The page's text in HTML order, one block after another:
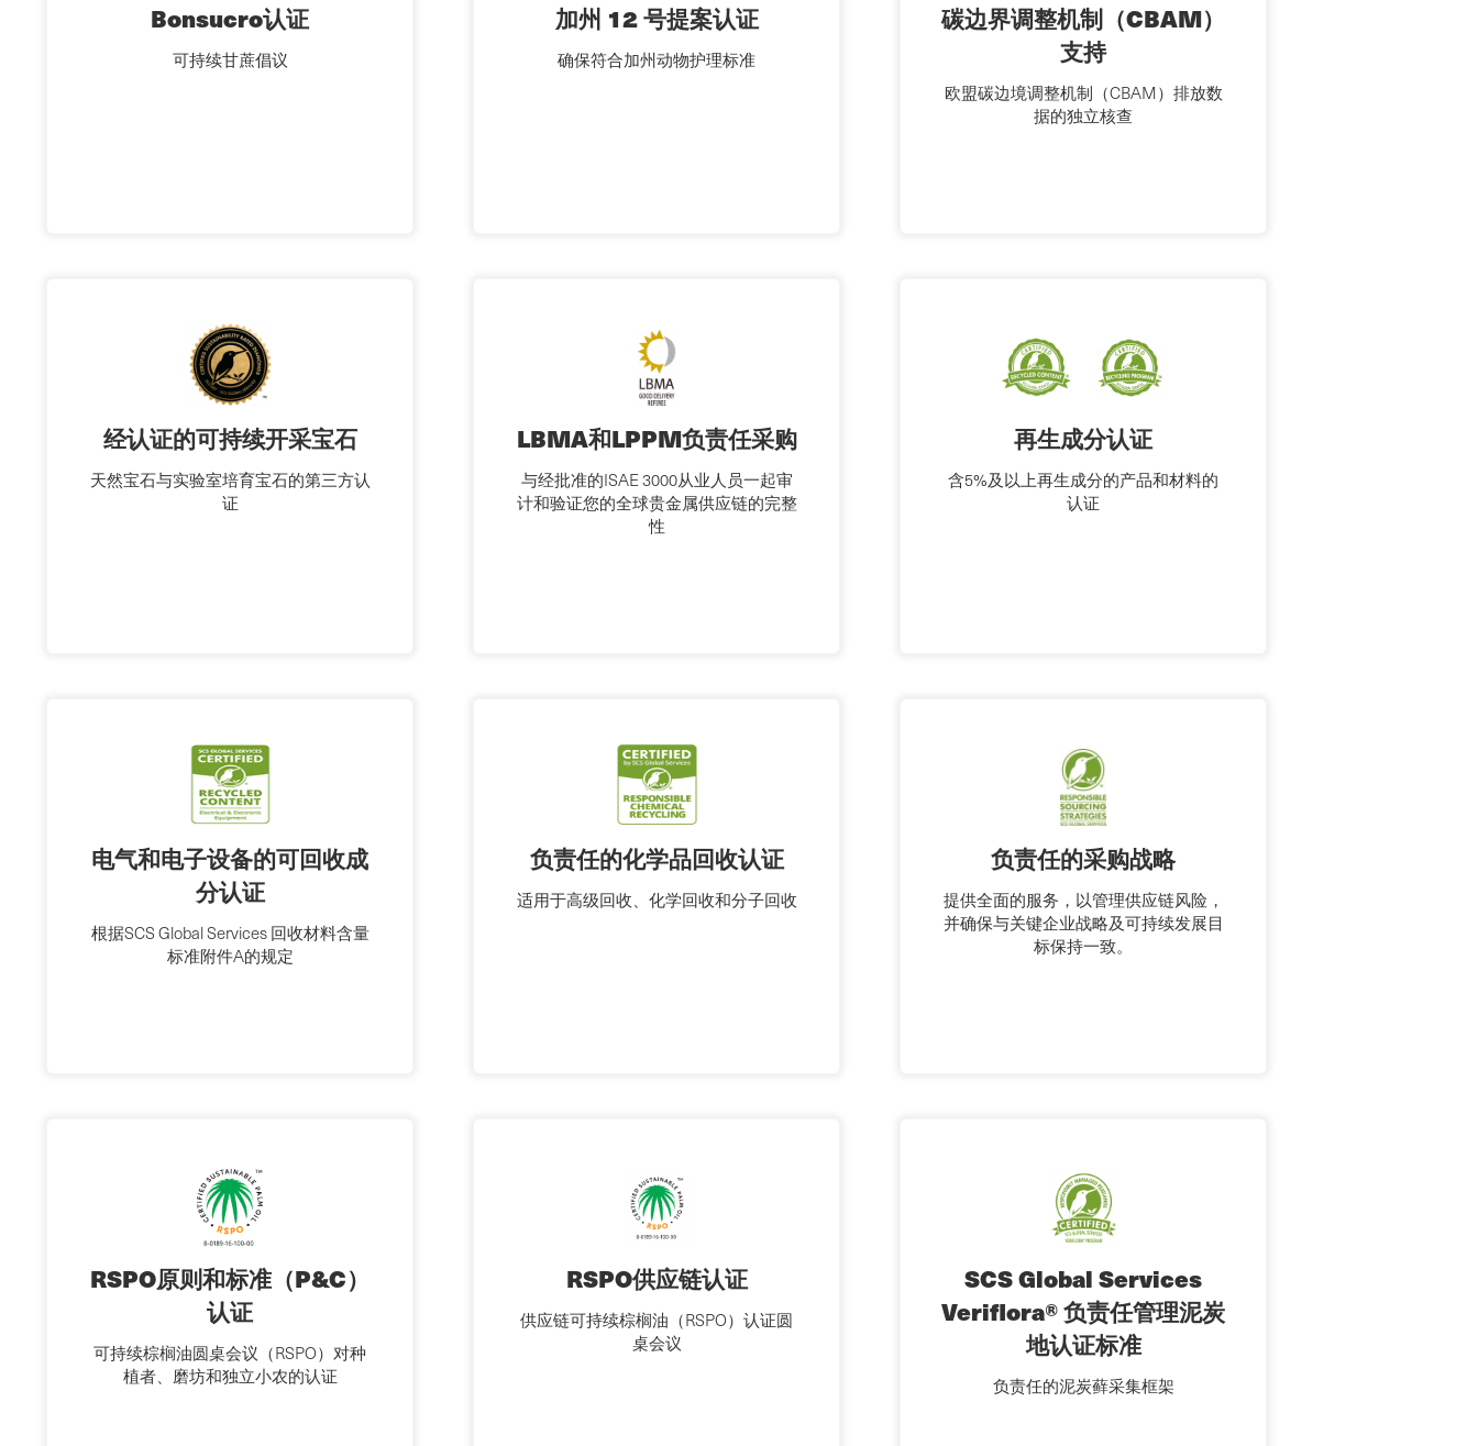
Bonsucro认证
可持续甘蔗倡议
加州 12 号提案认证
确保符合加州动物护理标准
碳边界调整机制（CBAM）
支持
欧盟碳边境调整机制（CBAM）排放数
据的独立核查
经认证的可持续开采宝石
天然宝石与实验室培育宝石的第三方认
证
LBMA和LPPM负责任采购
与经批准的ISAE 3000从业人员一起审
计和验证您的全球贵金属供应链的完整
性
再生成分认证
含5%及以上再生成分的产品和材料的
认证
电气和电子设备的可回收成
分认证
根据SCS Global Services 回收材料含量
标准附件A的规定
负责任的化学品回收认证
适用于高级回收、化学回收和分子回收
负责任的采购战略
提供全面的服务，以管理供应链风险，
并确保与关键企业战略及可持续发展目
标保持一致。
RSPO原则和标准（P&C）
认证
可持续棕榈油圆桌会议（RSPO）对种
植者、磨坊和独立小农的认证
RSPO供应链认证
供应链可持续棕榈油（RSPO）认证圆
桌会议
SCS Global Services
Veriflora® 负责任管理泥炭
地认证标准
负责任的泥炭藓采集框架